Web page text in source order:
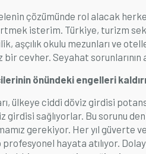
çözümünde rol alacak
isterim. Türkiye, turizm
aşçılık okulu mezunları ve
bir cevher. Seyahat sorunlarının
önündeki engelleri
ülkeye ciddi döviz girdisi
girdisi sağlıyorlar. Bu sorunu
gerekiyor. Her yıl güverte
hayata atılıyor.